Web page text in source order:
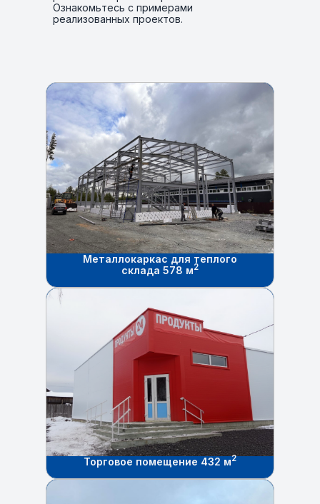
Ознакомьтесь с примерами
реализованных проектов.
Металлокаркас для теплого
склада 578 м2
Торговое помещение 432 м2